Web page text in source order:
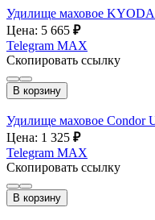
Удилище маховое
Цена: 5 665 ₽
Telegram MAX
Скопировать ссылку
В корзину
Удилище маховое Condor
Цена: 1 325 ₽
Telegram MAX
Скопировать ссылку
В корзину